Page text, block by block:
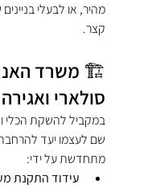
מהיר, או לבעלי
קצר.
🏗 משרד
סולארי ואגירה
במקביל להשקת הכלי
שם לעצמו יעד
מתחדשת על ידי:
עידוד התקנת